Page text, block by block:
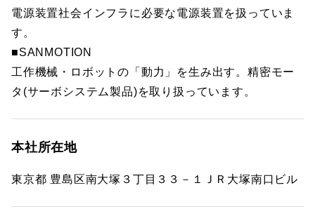
電源装置社会インフラに必要な電源装置を扱っていま
す。
■SANMOTION
工作機械・ロボットの「動力」を生み出す。精密モー
タ(サーボシステム製品)を取り扱っています。
本社所在地
東京都 豊島区南大塚３丁目３３－１ＪＲ大塚南口ビル